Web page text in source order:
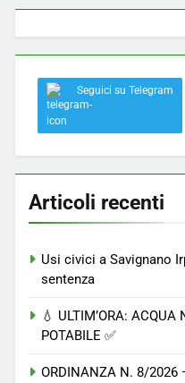
Savignano: misura anti-
paese
Seguici su Telegram
Articoli recenti
Usi civici a Savignano
sentenza
💧 ULTIM’ORA: ACQUA
POTABILE ✅
ORDINANZA N. 8/2026